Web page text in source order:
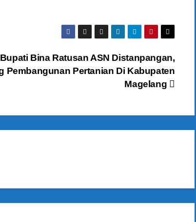
Bupati Bina Ratusan ASN Distanpangan,
Pembangunan Pertanian Di Kabupaten
Magelang